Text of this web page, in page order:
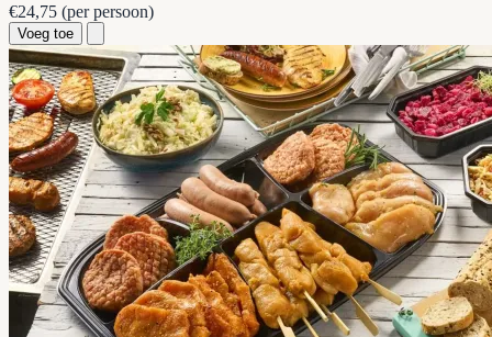
€24,75 (per persoon)
Voeg toe